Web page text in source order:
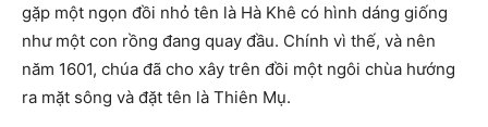
gặp một ngọn đồi nhỏ tên là Hà Khê có hình dáng giống
như một con rồng đang quay đầu. Chính vì thế, và nên
năm 1601, chúa đã cho xây trên đồi một ngôi chùa hướng
ra mặt sông và đặt tên là Thiên Mụ.